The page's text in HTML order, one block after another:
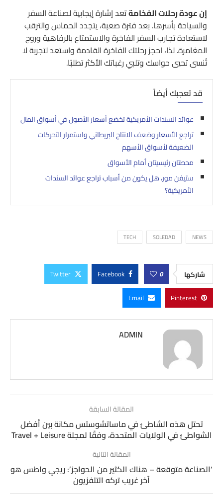
إن عودة رحلات الفخامةتعد إشارة إيجابية لصناعة السفر
والسياحة بأسرها. بعد فترة صعبة، يتجدد الحماس والترقب
لاستعادة تجارب السفر الفاخرة والاستمتاع بالرفاهية وروح
المغامرة. لذا، احجز رحلتك الفاخرة القادمة واستعد لتجربة لا
تُنسى تحيي حواسك وتلبي رغباتك الأكثر تطلبًا.
قد تعجبك أيضاً
عوائد السندات الأمريكية تخضع أسعار الأصول في أسواق المال
تراجع الأسعار وضعف الانتاج البريطاني واستمرار التحركات
الضعيفة لأسواق الأسهم
محطتان رئيسيتان أمام الأسواق
ستيفن مور، هل يكون من أسباب تراجع عوائد السندات
الأمريكية؟
NEWS
SOLEDAD
TECH
شاركها 0
Facebook
Twitter
Pinterest
Email
ADMIN
المقالة السابقة
تحتل هذه الشاطئ في ماساتشوستس مكانة بين أفضل
الشواطئ في الولايات المتحدة، وفقًا لمجلة Travel + Leisure
المقالة التالية
‘الصناعة متوقعة – هناك الكثير من الحواجز’: ريجي واطس هو
آخر غريب تركه التلفزيون